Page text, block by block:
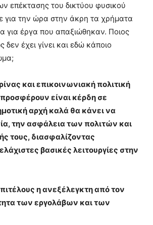
επέκτασης του δικτύου φυσικού
για την ώρα στην άκρη τα χρήματα
για έργα που απαξιώθηκαν. Ποιος
έχει γίνει και εδώ κάποιο
και επικοινωνιακή πολιτική
είναι κέρδη σε
αρχή καλά θα κάνει να
την ασφάλεια των πολιτών και
τους, διασφαλίζοντας
βασικές λειτουργίες στην
η ανεξέλεγκτη από τον
των εργολάβων και των